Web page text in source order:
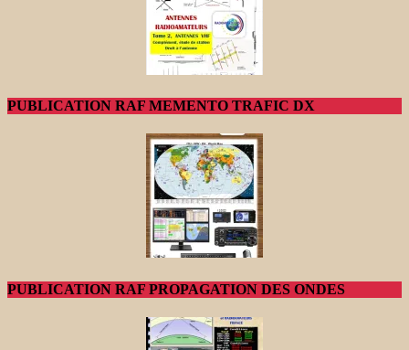
PUBLICATION RAF MEMENTO TRAFIC DX
PUBLICATION RAF PROPAGATION DES ONDES